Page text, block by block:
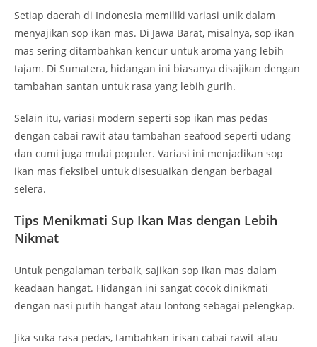
Setiap daerah di Indonesia memiliki variasi unik dalam
menyajikan sop ikan mas. Di Jawa Barat, misalnya, sop ikan
mas sering ditambahkan kencur untuk aroma yang lebih
tajam. Di Sumatera, hidangan ini biasanya disajikan dengan
tambahan santan untuk rasa yang lebih gurih.
Selain itu, variasi modern seperti sop ikan mas pedas
dengan cabai rawit atau tambahan seafood seperti udang
dan cumi juga mulai populer. Variasi ini menjadikan sop
ikan mas fleksibel untuk disesuaikan dengan berbagai
selera.
Tips Menikmati Sup Ikan Mas dengan Lebih
Nikmat
Untuk pengalaman terbaik, sajikan sop ikan mas dalam
keadaan hangat. Hidangan ini sangat cocok dinikmati
dengan nasi putih hangat atau lontong sebagai pelengkap.
Jika suka rasa pedas, tambahkan irisan cabai rawit atau